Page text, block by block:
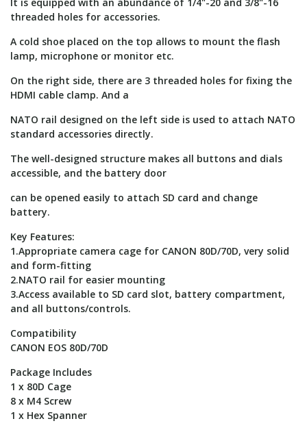
threaded holes for accessories.
A cold shoe placed on the top allows to mount the flash
lamp, microphone or monitor etc.
On the right side, there are 3 threaded holes for fixing the
HDMI cable clamp. And a
NATO rail designed on the left side is used to attach NATO
standard accessories directly.
The well-designed structure makes all buttons and dials
accessible, and the battery door
can be opened easily to attach SD card and change
battery.
Key Features:
1.Appropriate camera cage for CANON 80D/70D, very solid
and form-fitting
2.NATO rail for easier mounting
3.Access available to SD card slot, battery compartment,
and all buttons/controls.
Compatibility
CANON EOS 80D/70D
Package Includes
1 x 80D Cage
8 x M4 Screw
1 x Hex Spanner